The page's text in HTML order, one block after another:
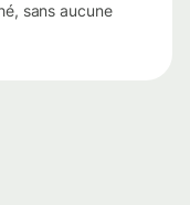
sans aucune